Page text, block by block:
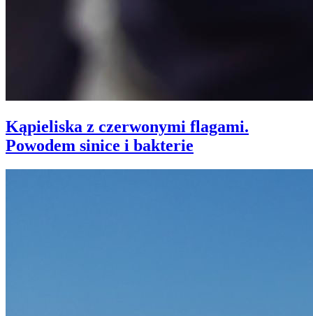
Kąpieliska z czerwonymi flagami.
Powodem sinice i bakterie